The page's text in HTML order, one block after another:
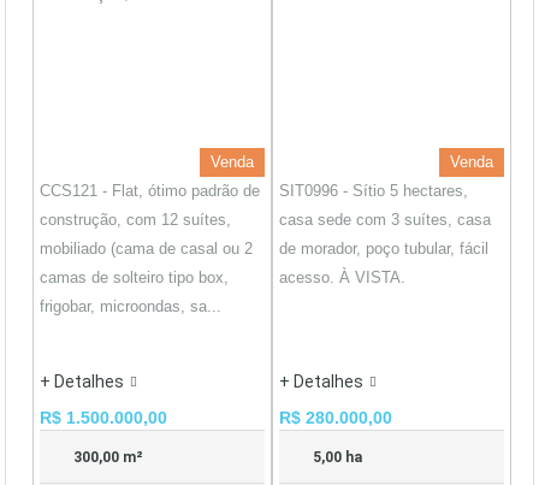
Venda
CCS121 - Flat, ótimo padrão de
construção, com 12 suítes,
mobiliado (cama de casal ou 2
camas de solteiro tipo box,
frigobar, microondas, sa...
+ Detalhes
R$ 1.500.000,00
300,00 m²
Venda
SIT0996 - Sítio 5 hectares,
casa sede com 3 suítes, casa
de morador, poço tubular, fácil
acesso. À VISTA.
+ Detalhes
R$ 280.000,00
5,00 ha